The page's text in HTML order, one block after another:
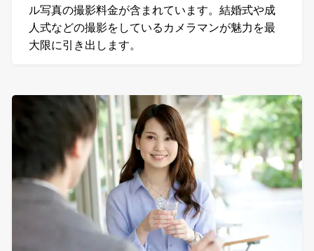
ル写真の撮影料金が含まれています。結婚式や成
人式などの撮影をしているカメラマンが魅力を最
大限に引き出します。